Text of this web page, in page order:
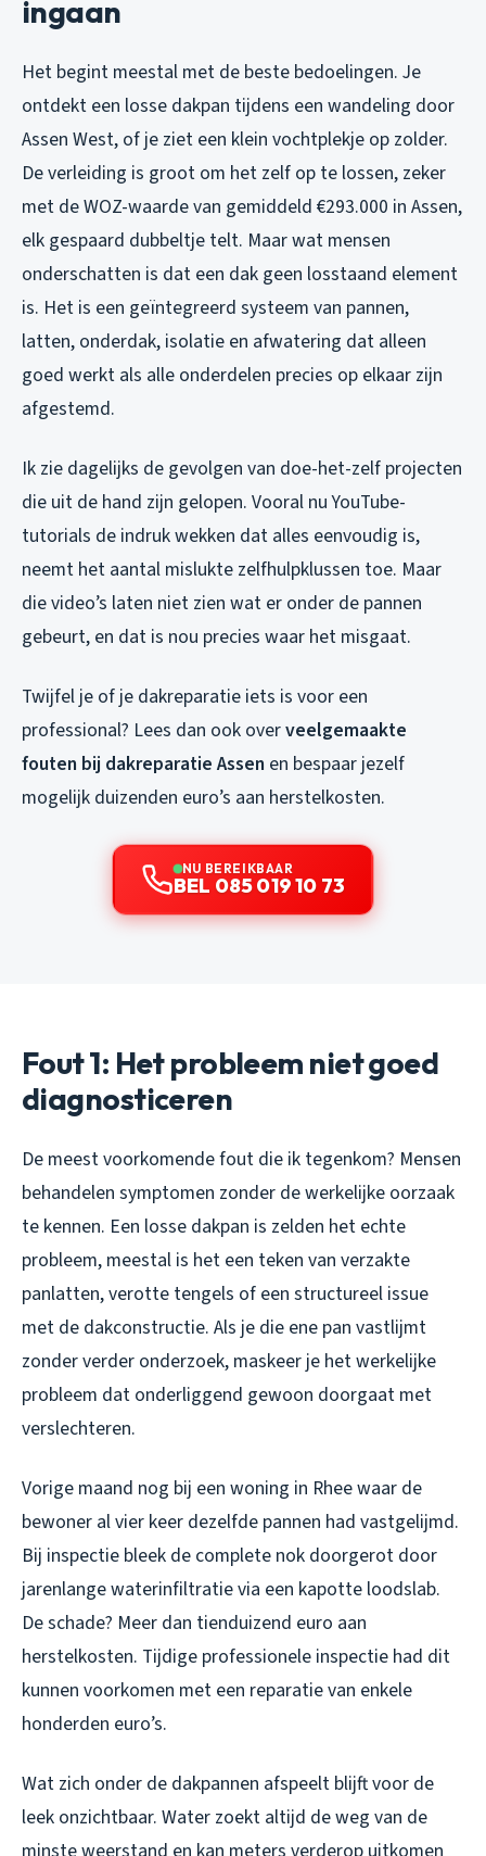
ingaan
Het begint meestal met de beste bedoelingen. Je
ontdekt een losse dakpan tijdens een wandeling door
Assen West, of je ziet een klein vochtplekje op zolder.
De verleiding is groot om het zelf op te lossen, zeker
met de WOZ-waarde van gemiddeld €293.000 in Assen,
elk gespaard dubbeltje telt. Maar wat mensen
onderschatten is dat een dak geen losstaand element
is. Het is een geïntegreerd systeem van pannen,
latten, onderdak, isolatie en afwatering dat alleen
goed werkt als alle onderdelen precies op elkaar zijn
afgestemd.
Ik zie dagelijks de gevolgen van doe-het-zelf projecten
die uit de hand zijn gelopen. Vooral nu YouTube-
tutorials de indruk wekken dat alles eenvoudig is,
neemt het aantal mislukte zelfhulpklussen toe. Maar
die video’s laten niet zien wat er onder de pannen
gebeurt, en dat is nou precies waar het misgaat.
Twijfel je of je dakreparatie iets is voor een
professional? Lees dan ook overveelgemaakte
fouten bij dakreparatie Assen en bespaar jezelf
mogelijk duizenden euro’s aan herstelkosten.
NU BEREIKBAAR
BEL 085 019 10 73
Fout 1: Het probleem niet goed
diagnosticeren
De meest voorkomende fout die ik tegenkom? Mensen
behandelen symptomen zonder de werkelijke oorzaak
te kennen. Een losse dakpan is zelden het echte
probleem, meestal is het een teken van verzakte
panlatten, verotte tengels of een structureel issue
met de dakconstructie. Als je die ene pan vastlijmt
zonder verder onderzoek, maskeer je het werkelijke
probleem dat onderliggend gewoon doorgaat met
verslechteren.
Vorige maand nog bij een woning in Rhee waar de
bewoner al vier keer dezelfde pannen had vastgelijmd.
Bij inspectie bleek de complete nok doorgerot door
jarenlange waterinfiltratie via een kapotte loodslab.
De schade? Meer dan tienduizend euro aan
herstelkosten. Tijdige professionele inspectie had dit
kunnen voorkomen met een reparatie van enkele
honderden euro’s.
Wat zich onder de dakpannen afspeelt blijft voor de
leek onzichtbaar. Water zoekt altijd de weg van de